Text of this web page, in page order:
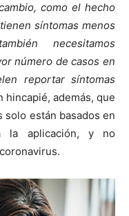
como el hecho
síntomas menos
necesitamos
número de casos en
reportar síntomas
hincapié, además, que
solo están basados en
la aplicación, y no